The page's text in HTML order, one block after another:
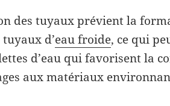
des tuyaux prévient la
d’eau froide, ce qui
d’eau qui favorisent la
aux matériaux